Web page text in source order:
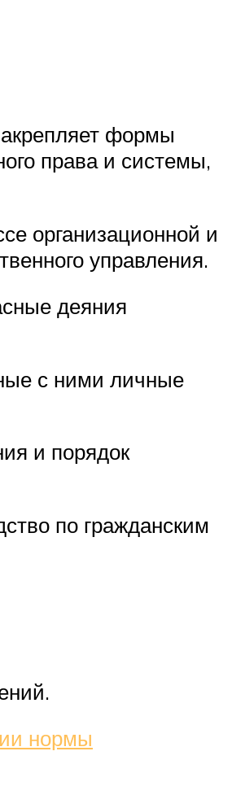
формы
права и системы,
организационной и
управления.
деяния
с ними личные
и порядок
по гражданским
нормы